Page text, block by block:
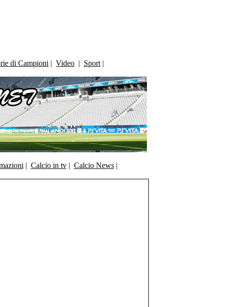
di Campioni | Video | Sport |
| Calcio in tv| Calcio News|